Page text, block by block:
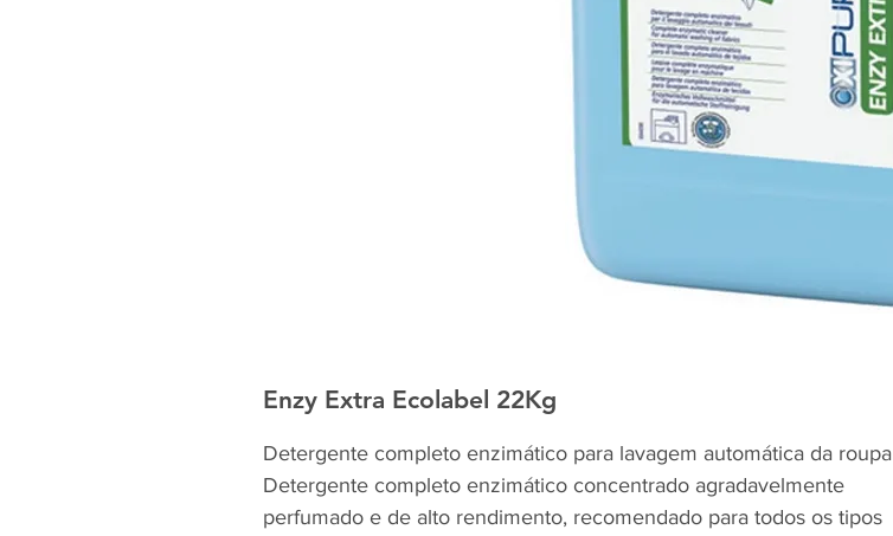
Enzy Extra Ecolabel 22Kg
Detergente completo enzimático para lavagem automática da roupa
Detergente completo enzimático concentrado agradavelmente
perfumado e de alto rendimento, recomendado para todos os tipos